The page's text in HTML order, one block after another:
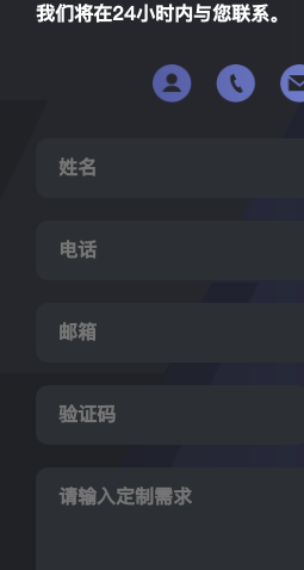
我们将在24小时内与您联系。